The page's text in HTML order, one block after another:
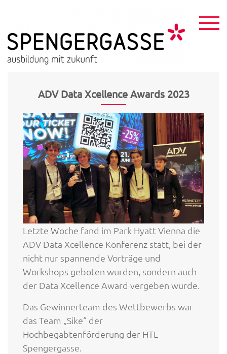
content
ADV Data Xcellence Awards 2023
Letzte Woche fand im Park Hyatt Vienna die
ADV Data Xcellence Konferenz statt, bei der
nicht nur spannende Vorträge und
Workshops geboten wurden, sondern auch
der Data Xcellence Award vergeben wurde.
Das Gewinnerteam des Wettbewerbs war
das Team „Sike“ der
Hochbegabtenförderung der HTL
Spengergasse.